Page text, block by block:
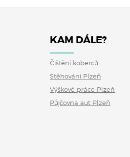
KAM DÁLE?
Čištění koberců
Stěhování Plzeň
Výškové práce Plzeň
Půjčovna aut Plzeň